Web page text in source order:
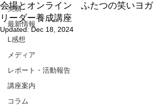
実績
最新情報
L感想
メディア
レポート・活動報告
講座案内
コラム
会場とオンライン ふたつの笑いヨガ
リーダー養成講座
Updated:Dec 18, 2024